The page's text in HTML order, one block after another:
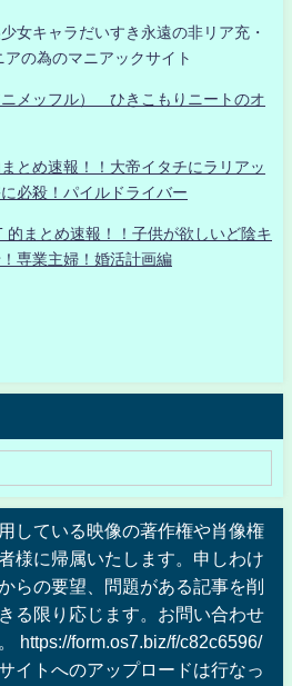
女キャラだいすき永遠の非リア充・
の為のマニアックサイト
メッフル） ひきこもりニートのオ
とめ速報！！大帝イタチにラリアッ
必殺！パイルドライバー
的まとめ速報！！子供が欲しいど陰キ
専業主婦！婚活計画編
している映像の著作権や肖像権
様に帰属いたします。申しわけ
らの要望、問題がある記事を削
る限り応じます。お問い合わせ
https://form.os7.biz/f/c82c6596/
イトへのアップロードは行なっ